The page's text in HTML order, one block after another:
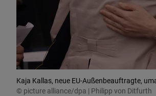
Kaja Kallas, neue EU-Außenbeauftragte,
© picture alliance/dpa | Philipp von Ditfurth